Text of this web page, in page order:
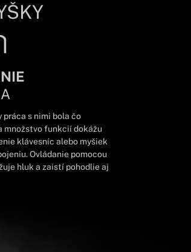
s nimi bola čo
množstvo funkcií dokážu
klávesníc alebo myšiek
Ovládanie pomocou
hluk a zaistí pohodlie aj